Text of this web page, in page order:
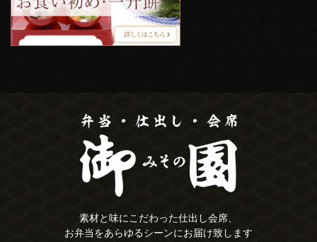
素材と味にこだわった仕出し会席、
お弁当をあらゆるシーンにお届け致します